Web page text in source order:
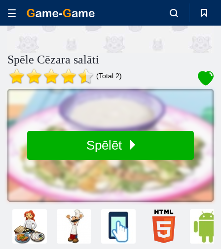
Spēle Cēzara salāti
(Total 2)
Spēlēt